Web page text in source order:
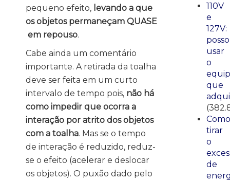
pequeno efeito, levando a que
os objetos permaneçam QUASE
em repouso.
Cabe ainda um comentário
importante. A retirada da toalha
deve ser feita em um curto
intervalo de tempo pois, não há
como impedir que ocorra a
interação por atrito dos objetos
com a toalha. Mas se o tempo
de interação é reduzido, reduz-
se o efeito (acelerar e deslocar
os objetos). O puxão dado pelo
110V
e
127V:
posso
usar
o
que
Como
tirar
o
de